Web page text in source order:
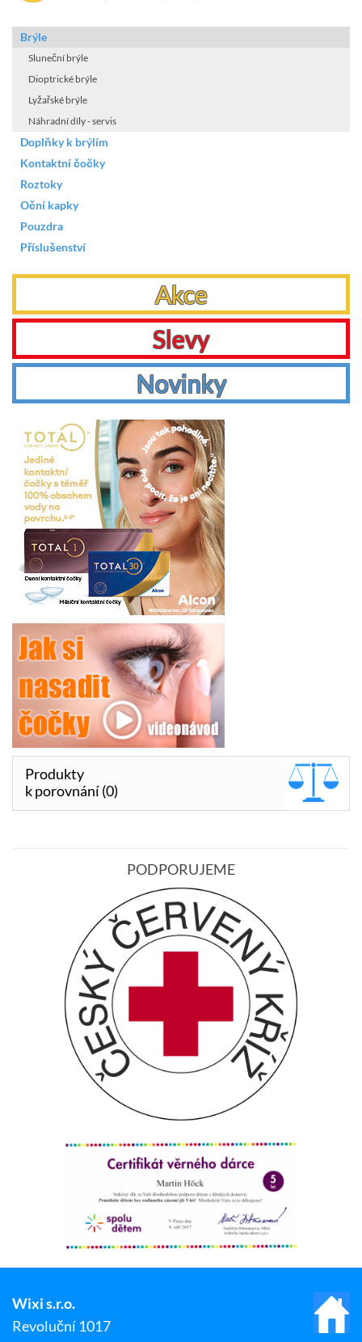
Brýle
Sluneční brýle
Dioptrické brýle
Lyžařské brýle
Náhradní díly - servis
Doplňky k brýlím
Kontaktní čočky
Roztoky
Oční kapky
Pouzdra
Příslušenství
Akce
Slevy
Novinky
Produkty
k porovnání (0)
PODPORUJEME
Wixi s.r.o.
Revoluční 1017